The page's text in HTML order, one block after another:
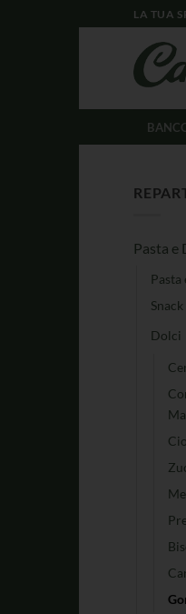
LA TUA
Pasta e
Pasta
Snack
Dolci